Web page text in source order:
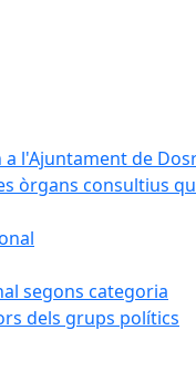
l'Ajuntament de
òrgans consultius
segons categoria
dels grups polítics